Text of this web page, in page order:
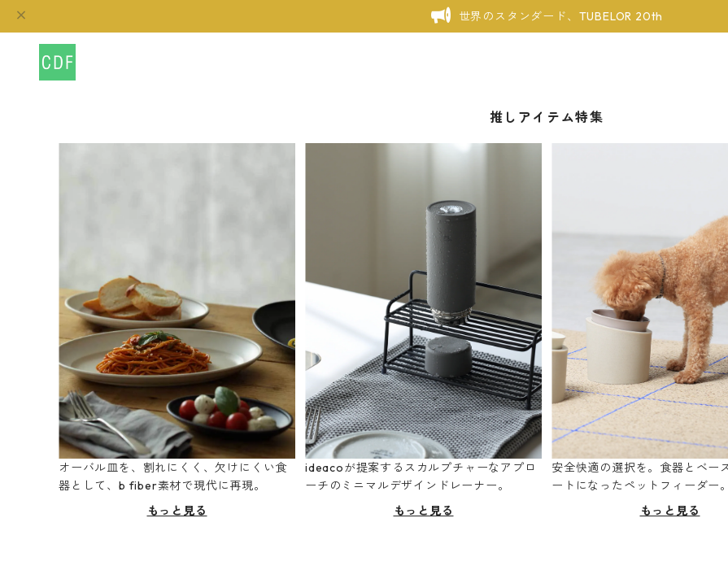
世界のスタンダード、TUBELOR 20th
推しアイテム特集
オーバル皿を、割れにくく、欠けにくい食
器として、b fiber素材で現代に再現。
もっと見る
ideacoが提案するスカルプチャーなアプロ
ーチのミニマルデザインドレーナー。
もっと見る
安全快適の選択を。食器とベー
ートになったペットフィーダー。
もっと見る